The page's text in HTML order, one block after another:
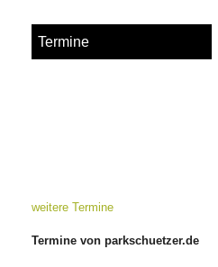
Termine
weitere Termine
Termine von parkschuetzer.de